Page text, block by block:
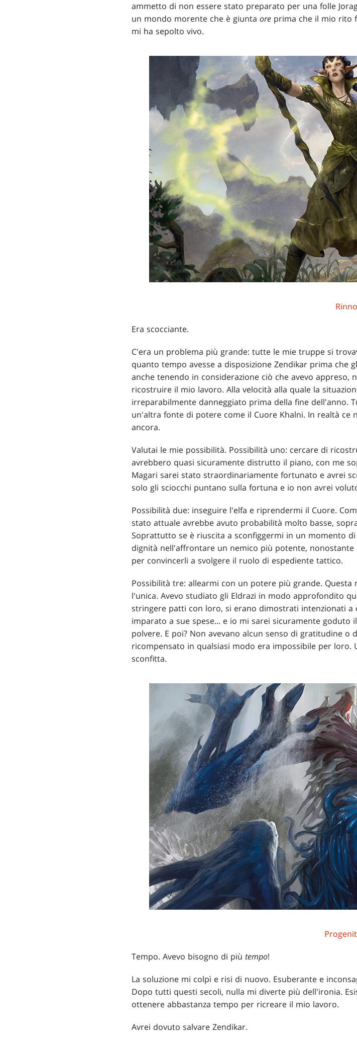
ammetto di non essere stato preparato per una folle
un mondo morente che è giunta ore prima che il mio rito
mi ha sepolto vivo.
Era scocciante.
C'era un problema più grande: tutte le mie truppe si
quanto tempo avesse a disposizione Zendikar prima che
anche tenendo in considerazione ciò che avevo appreso,
ricostruire il mio lavoro. Alla velocità alla quale la
irreparabilmente danneggiato prima della fine dell'anno.
un'altra fonte di potere come il Cuore Khalni. In realtà ce
ancora.
Valutai le mie possibilità. Possibilità uno: cercare di
avrebbero quasi sicuramente distrutto il piano, con me
Magari sarei stato straordinariamente fortunato e avrei
solo gli sciocchi puntano sulla fortuna e io non avrei
Possibilità due: inseguire l'elfa e riprendermi il Cuore.
stato attuale avrebbe avuto probabilità molto basse,
Soprattutto se è riuscita a sconfiggermi in un momento
dignità nell'affrontare un nemico più potente,
per convincerli a svolgere il ruolo di espediente tattico.
Possibilità tre: allearmi con un potere più grande.
l'unica. Avevo studiato gli Eldrazi in modo approfondito
stringere patti con loro, si erano dimostrati intenzionati a
imparato a sue spese... e io mi sarei sicuramente
polvere. E poi? Non avevano alcun senso di gratitudine o
ricompensato in qualsiasi modo era impossibile per
sconfitta.
Tempo. Avevo bisogno di più tempo!
La soluzione mi colpì e risi di nuovo. Esuberante e
Dopo tutti questi secoli, nulla mi diverte più dell'ironia.
ottenere abbastanza tempo per ricreare il mio lavoro.
Avrei dovuto salvare Zendikar.